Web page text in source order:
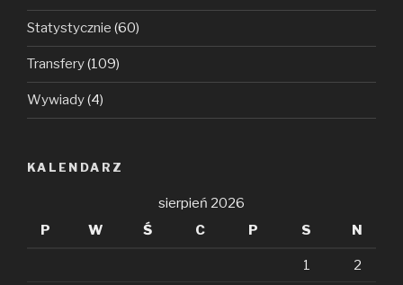
Statystycznie (60)
Transfery(109)
Wywiady(4)
KALENDARZ
sierpień 2026
P
W Ś C P S N
1 2